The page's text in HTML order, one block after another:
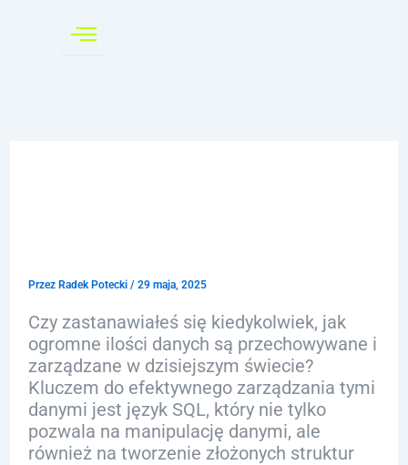
Przez Radek Potecki / 29 maja, 2025
Czy zastanawiałeś się kiedykolwiek, jak
ogromne ilości danych są przechowywane i
zarządzane w dzisiejszym świecie?
Kluczem do efektywnego zarządzania tymi
danymi jest język SQL, który nie tylko
pozwala na manipulację danymi, ale
również na tworzenie złożonych struktur